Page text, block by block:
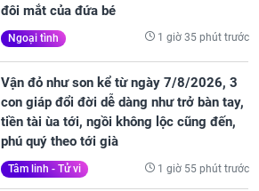
đôi mắt của đứa bé
Ngoại tình 1 giờ 35 phút trước
Vận đỏ như son kể từ ngày 7/8/2026, 3
con giáp đổi đời dễ dàng như trở bàn tay,
tiền tài ùa tới, ngồi không lộc cũng đến,
phú quý theo tới già
Tâm linh - Tử vi 1 giờ 55 phút trước